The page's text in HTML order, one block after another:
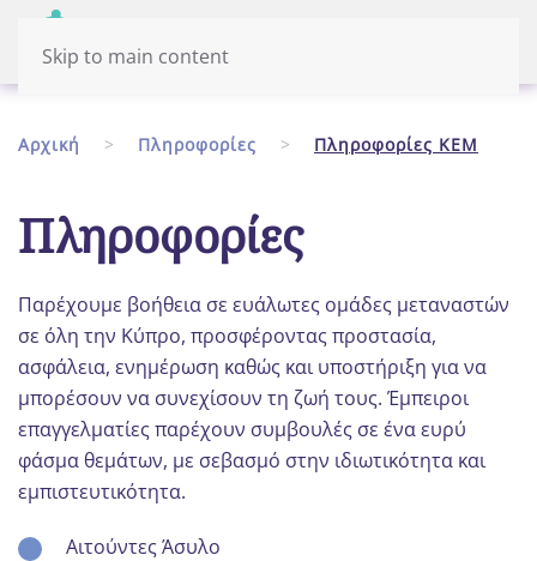
Skip to main content
Αρχική Πληροφορίες Πληροφορίες ΚΕΜ
Πληροφορίες
Παρέχουμε βοήθεια σε ευάλωτες ομάδες μεταναστών
σε όλη την Κύπρο, προσφέροντας προστασία,
ασφάλεια, ενημέρωση καθώς και υποστήριξη για να
μπορέσουν να συνεχίσουν τη ζωή τους. Έμπειροι
επαγγελματίες παρέχουν συμβουλές σε ένα ευρύ
φάσμα θεμάτων, με σεβασμό στην ιδιωτικότητα και
εμπιστευτικότητα.
Αιτούντες Άσυλο